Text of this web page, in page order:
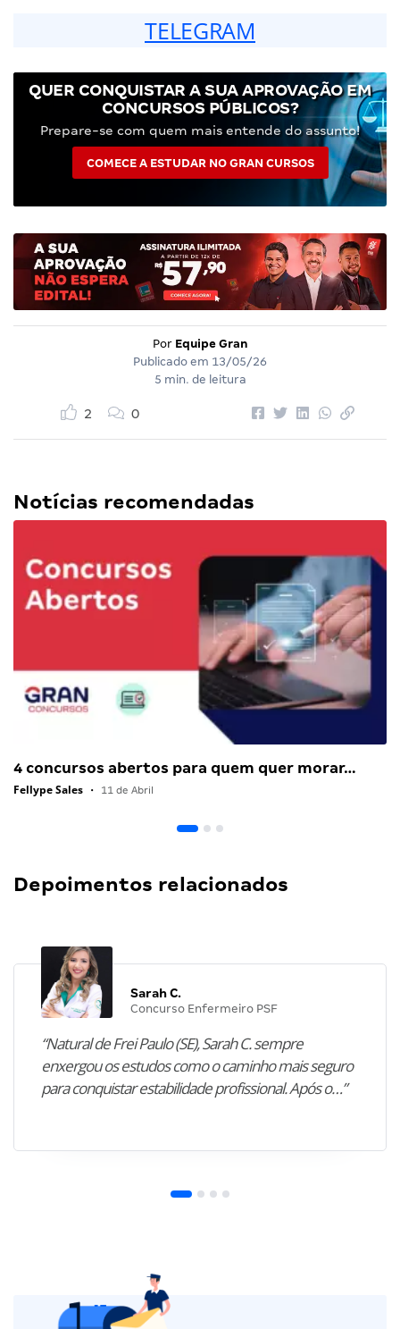
TELEGRAM
QUER CONQUISTAR A SUA APROVAÇÃO EM
CONCURSOS PÚBLICOS?
Prepare-se com quem mais entende do assunto!
COMECE A ESTUDAR NO GRAN CURSOS
Por Equipe Gran
Publicado em 13/05/26
5 min. de leitura
2 0
Notícias recomendadas
4 concursos abertos para quem quer morar…
Fellype Sales • 11 de Abril
Depoimentos relacionados
Sarah C.
Concurso Enfermeiro PSF
“Natural de Frei Paulo (SE), Sarah C. sempre
enxergou os estudos como o caminho mais seguro
para conquistar estabilidade profissional. Após o…”